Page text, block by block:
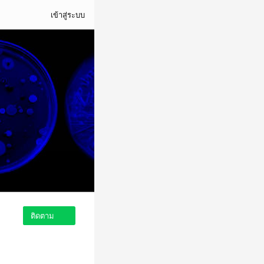
เข้าสู่ระบบ
ติดตาม